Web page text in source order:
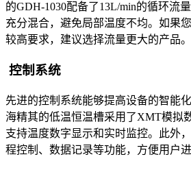
的GDH-1030配备了13L/min的循环流
充分混合，避免局部温度不均。如果
较高要求，建议选择流量更大的产品。
控制系统
先进的控制系统能够提高设备的智能
海精其的低温恒温槽采用了XMT模拟
支持温度数字显示和实时监控。此外
程控制、数据记录等功能，方便用户